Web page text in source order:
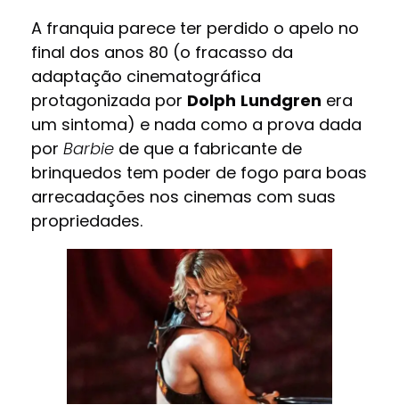
A franquia parece ter perdido o apelo no
final dos anos 80 (o fracasso da
adaptação cinematográfica
protagonizada por Dolph Lundgren era
um sintoma) e nada como a prova dada
por Barbiede que a fabricante de
brinquedos tem poder de fogo para boas
arrecadações nos cinemas com suas
propriedades.